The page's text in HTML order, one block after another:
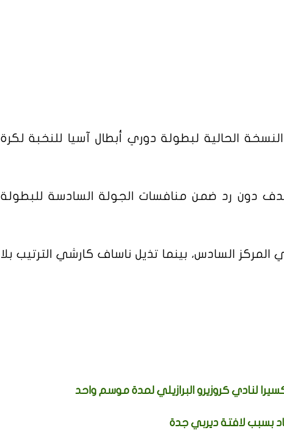
الحالية لبطولة دوري أبطال آسيا للنخبة لكرة
دون رد ضمن منافسات الجولة السادسة للبطولة
رصيد اتحاد جدة إلى 9 نقاط في المركز السادس، بينما تذيل ناساف كارشي الترتيب بلا
لنادي كروزيرو البرازيلي لمدة موسم واحد
بسبب لافتة ديربي جدة